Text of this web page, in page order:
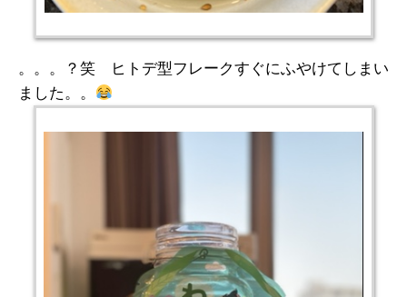
。。。？笑 ヒトデ型フレークすぐにふやけてしまい
ました。。